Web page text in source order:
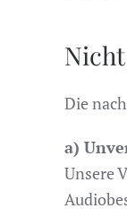
Die
a)
Unsere